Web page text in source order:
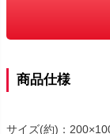
商品仕様
サイズ(約)：